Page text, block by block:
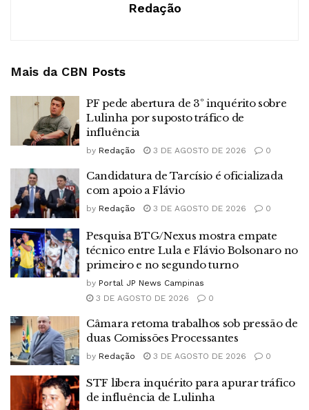
Redação
Mais da CBN Posts
PF pede abertura de 3º inquérito sobre
Lulinha por suposto tráfico de
influência
by Redação 3 DE AGOSTO DE 2026 0
Candidatura de Tarcísio é oficializada
com apoio a Flávio
by Redação 3 DE AGOSTO DE 2026 0
Pesquisa BTG/Nexus mostra empate
técnico entre Lula e Flávio Bolsonaro no
primeiro e no segundo turno
by Portal JP News Campinas
3 DE AGOSTO DE 2026
0
Câmara retoma trabalhos sob pressão de
duas Comissões Processantes
by Redação 3 DE AGOSTO DE 2026 0
STF libera inquérito para apurar tráfico
de influência de Lulinha